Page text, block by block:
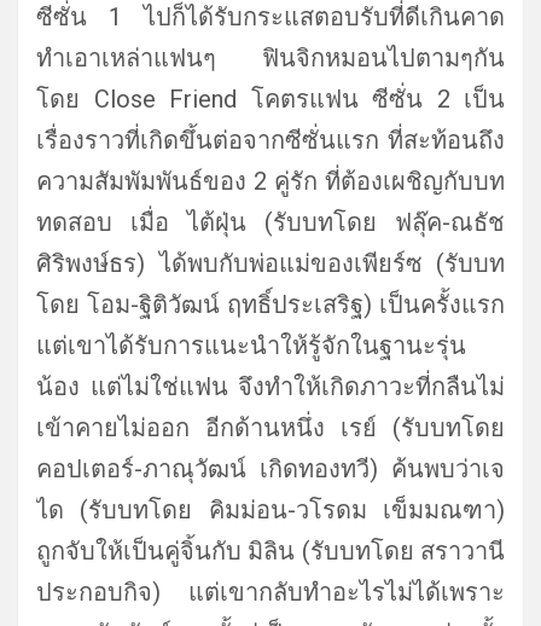
ซีซั่น 1 ไปก็ได้รับกระแสตอบรับที่ดีเกินคาด
ทำเอาเหล่าแฟนๆ ฟินจิกหมอนไปตามๆกัน
โดย Close Friend โคตรแฟน ซีซั่น 2 เป็น
เรื่องราวที่เกิดขึ้นต่อจากซีซั่นแรก ที่สะท้อนถึง
ความสัมพัมพันธ์ของ 2 คู่รัก ที่ต้องเผชิญกับบท
ทดสอบ เมื่อ ไต้ฝุ่น (รับบทโดย ฟลุ๊ค-ณธัช
ศิริพงษ์ธร) ได้พบกับพ่อแม่ของเพียร์ซ (รับบท
โดย โอม-ฐิติวัฒน์ ฤทธิ์ประเสริฐ) เป็นครั้งแรก
แต่เขาได้รับการแนะนำให้รู้จักในฐานะรุ่น
น้อง แต่ไม่ใช่แฟน จึงทำให้เกิดภาวะที่กลืนไม่
เข้าคายไม่ออก อีกด้านหนึ่ง เรย์ (รับบทโดย
คอปเตอร์-ภาณุวัฒน์ เกิดทองทวี) ค้นพบว่าเจ
ได (รับบทโดย คิมม่อน-วโรดม เข็มมณฑา)
ถูกจับให้เป็นคู่จิ้นกับ มิลิน (รับบทโดย สราวานี
ประกอบกิจ) แต่เขากลับทำอะไรไม่ได้เพราะ